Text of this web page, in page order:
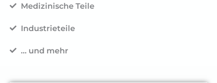
Medizinische Teile
Industrieteile
... und mehr